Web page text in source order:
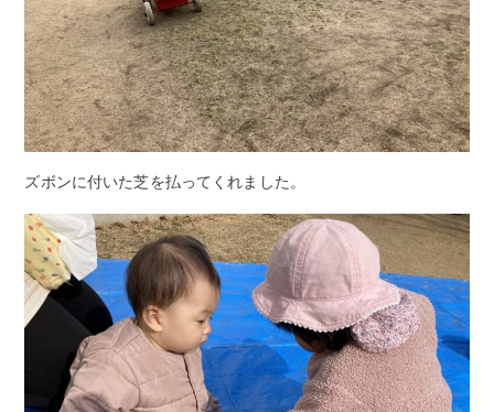
ズボンに付いた芝を払ってくれました。